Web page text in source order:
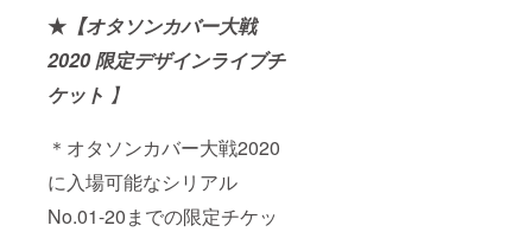
★ 【オタソンカバー大戦
2020 限定デザインライブチ
ケット 】
＊オタソンカバー大戦2020
に入場可能なシリアル
No.01-20までの限定チケッ